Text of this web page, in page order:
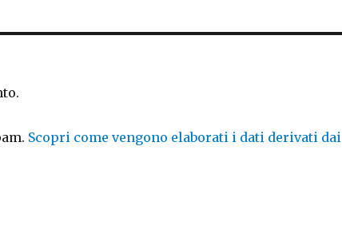
Scopri come vengono elaborati i dati derivati dai